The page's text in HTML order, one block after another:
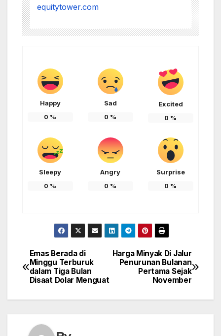
equitytower.com
Happy
0 %
Sad
0 %
Excited
0 %
Sleepy
0 %
Angry
0 %
Surprise
0 %
Post
navigation
Harga Minyak Di Jalur
Penurunan Bulanan
Pertama Sejak
November
Emas Berada di
Minggu Terburuk
dalam Tiga Bulan
Disaat Dolar Menguat